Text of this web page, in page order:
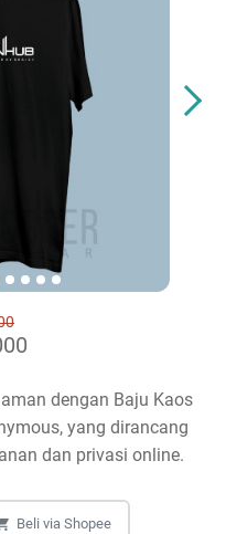
dengan Baju Kaos
yang dirancang
dan privasi online.
Beli via Shopee